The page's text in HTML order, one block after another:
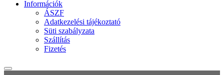
Információk
ÁSZF
Adatkezelési tájékoztató
Süti szabályzata
Szállítás
Fizetés